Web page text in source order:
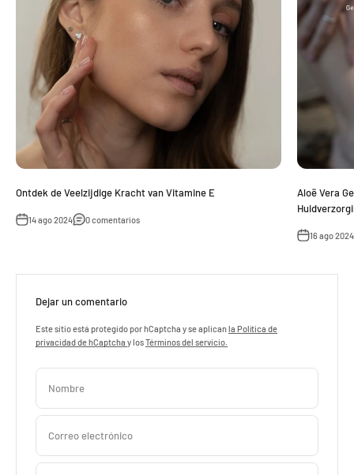
Ontdek de Veelzijdige Kracht van Vitamine E
14 ago 2024 0 comentarios
Aloë Vera
16 ago 2024
Dejar un comentario
Este sitio está protegido por hCaptcha y se aplicanla Política de
privacidad de hCaptcha y losTérminos del servicio.
Nombre
Correo electrónico